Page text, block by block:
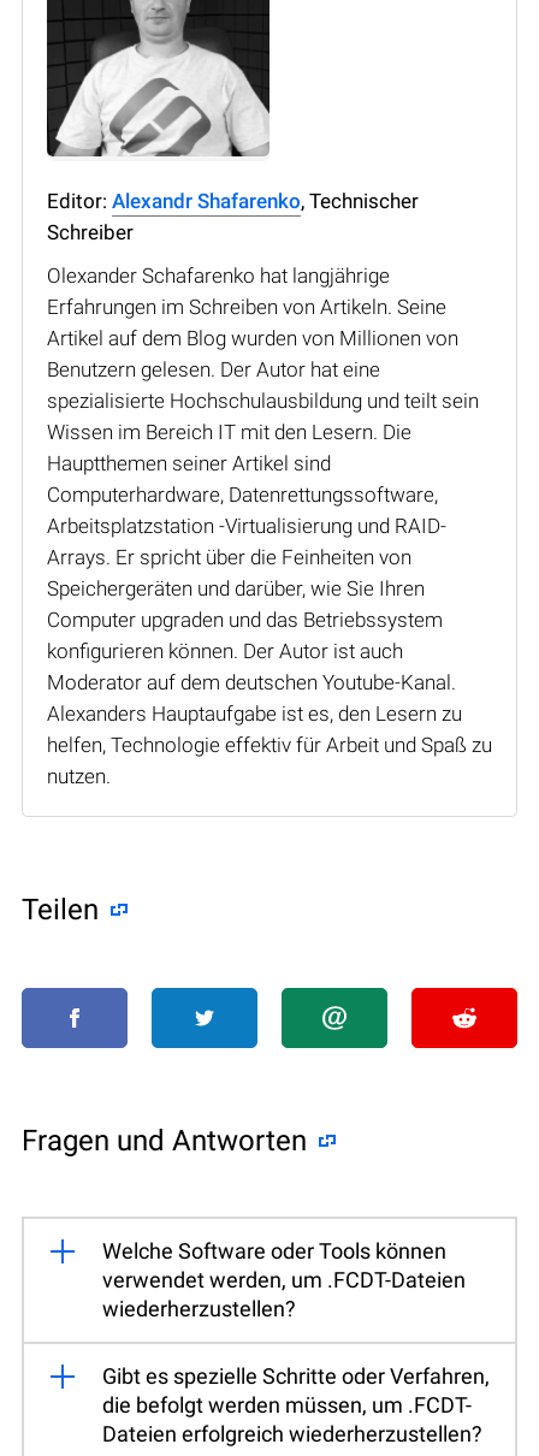
Editor: Alexandr Shafarenko, Technischer
Schreiber
Olexander Schafarenko hat langjährige
Erfahrungen im Schreiben von Artikeln. Seine
Artikel auf dem Blog wurden von Millionen von
Benutzern gelesen. Der Autor hat eine
spezialisierte Hochschulausbildung und teilt sein
Wissen im Bereich IT mit den Lesern. Die
Hauptthemen seiner Artikel sind
Computerhardware, Datenrettungssoftware,
Arbeitsplatzstation -Virtualisierung und RAID-
Arrays. Er spricht über die Feinheiten von
Speichergeräten und darüber, wie Sie Ihren
Computer upgraden und das Betriebssystem
konfigurieren können. Der Autor ist auch
Moderator auf dem deutschen Youtube-Kanal.
Alexanders Hauptaufgabe ist es, den Lesern zu
helfen, Technologie effektiv für Arbeit und Spaß zu
nutzen.
Teilen
Fragen und Antworten
Welche Software oder Tools können
verwendet werden, um .FCDT-Dateien
wiederherzustellen?
Gibt es spezielle Schritte oder Verfahren,
die befolgt werden müssen, um .FCDT-
Dateien erfolgreich wiederherzustellen?